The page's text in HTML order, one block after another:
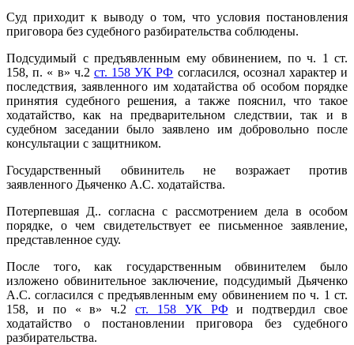
Суд приходит к выводу о том, что условия постановления
приговора без судебного разбирательства соблюдены.
Подсудимый с предъявленным ему обвинением, по ч. 1 ст.
158, п. « в» ч.2 ст. 158 УК РФ согласился, осознал характер и
последствия, заявленного им ходатайства об особом порядке
принятия судебного решения, а также пояснил, что такое
ходатайство, как на предварительном следствии, так и в
судебном заседании было заявлено им добровольно после
консультации с защитником.
Государственный обвинитель не возражает против
заявленного Дьяченко А.С. ходатайства.
Потерпевшая Д.. согласна с рассмотрением дела в особом
порядке, о чем свидетельствует ее письменное заявление,
представленное суду.
После того, как государственным обвинителем было
изложено обвинительное заключение, подсудимый Дьяченко
А.С. согласился с предъявленным ему обвинением по ч. 1 ст.
158, и по « в» ч.2 ст. 158 УК РФ и подтвердил свое
ходатайство о постановлении приговора без судебного
разбирательства.